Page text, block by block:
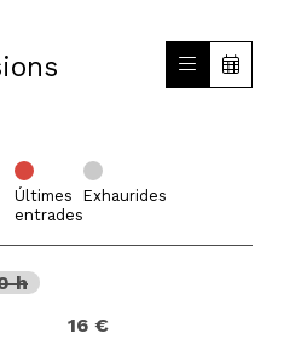
Últimes
entrades
Exhaurides
h
16 €